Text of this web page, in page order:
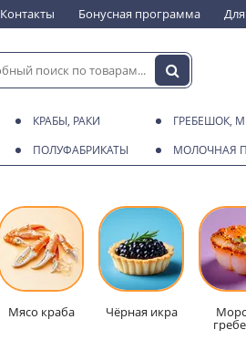
Контакты Бонусная программа
КРАБЫ, РАКИ ГРЕБЕШОК,
ПОЛУФАБРИКАТЫ МОЛОЧНАЯ
Мясо краба Чёрная икра